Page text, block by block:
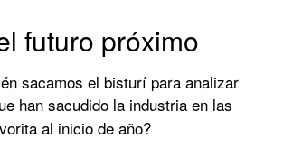
futuro próximo
sacamos el bisturí para analizar
han sacudido la industria en las
al inicio de año?